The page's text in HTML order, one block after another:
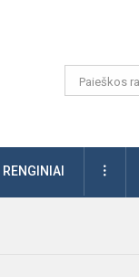
RENGINIAI